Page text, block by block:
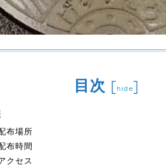
目次 [hide]
布場所
布時間
クセス